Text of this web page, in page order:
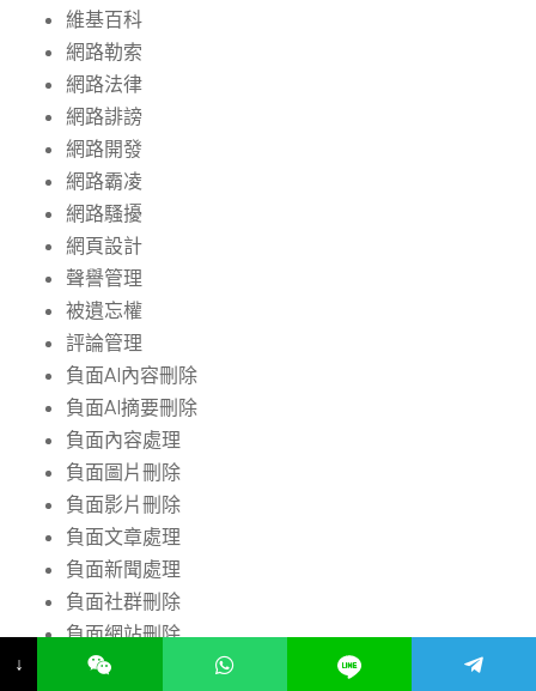
維基百科
網路勒索
網路法律
網路誹謗
網路開發
網路霸凌
網路騷擾
網頁設計
聲譽管理
被遺忘權
評論管理
負面AI內容刪除
負面AI摘要刪除
負面內容處理
負面圖片刪除
負面影片刪除
負面文章處理
負面新聞處理
負面社群刪除
負面網站刪除
負面評論處理
↓